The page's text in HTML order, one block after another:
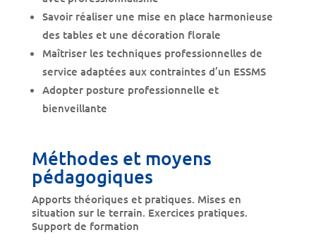
Savoir réaliser une mise en place harmonieuse
des tables et une décoration florale
Maîtriser les techniques professionnelles de
service adaptées aux contraintes d’un ESSMS
Adopter posture professionnelle et
bienveillante
Méthodes et moyens
pédagogiques
Apports théoriques et pratiques. Mises en
situation sur le terrain. Exercices pratiques.
Support de formation